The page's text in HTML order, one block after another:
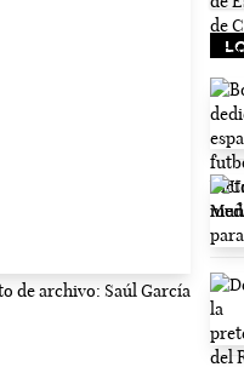
de archivo: Saúl García